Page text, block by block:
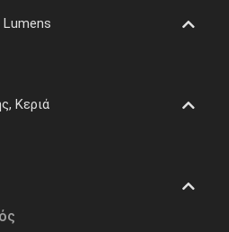
Lumens
Κεριά